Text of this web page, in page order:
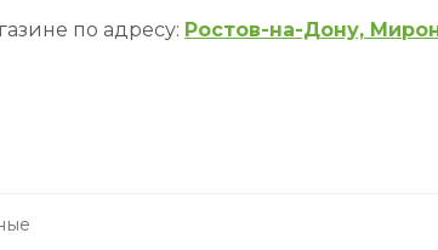
по адресу: Ростов-на-Дону,